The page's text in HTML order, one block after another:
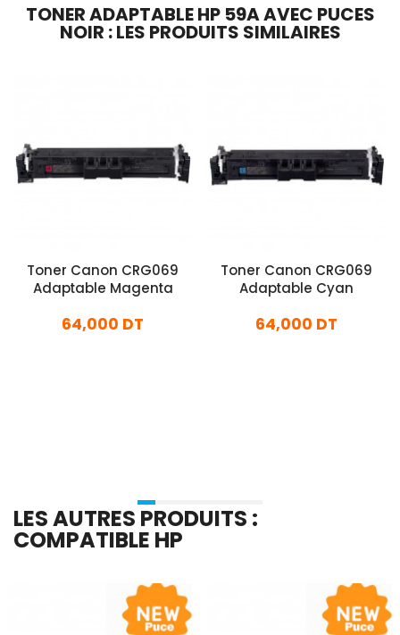
TONER ADAPTABLE HP 59A AVEC PUCES
NOIR : LES PRODUITS SIMILAIRES
Toner Canon CRG069
Adaptable Magenta
64,000 DT
Toner Canon CRG069
Adaptable Cyan
64,000 DT
LES AUTRES PRODUITS :
COMPATIBLE HP